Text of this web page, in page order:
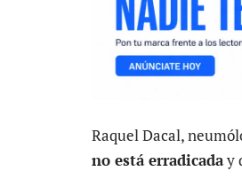
Raquel Dacal,
no está erradicaday